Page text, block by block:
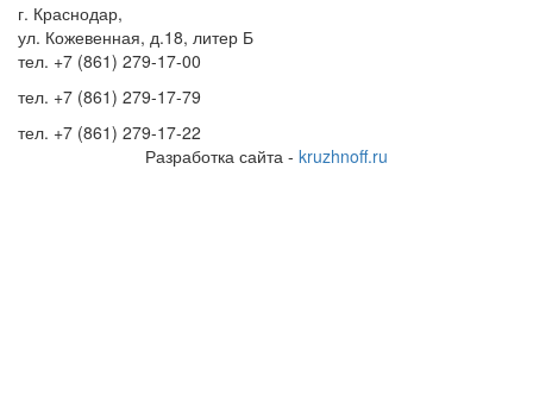
г. Краснодар,
ул. Кожевенная, д.18, литер Б
тел. +7 (861) 279-17-00
тел. +7 (861) 279-17-79
тел. +7 (861) 279-17-22
Разработка сайта - kruzhnoff.ru